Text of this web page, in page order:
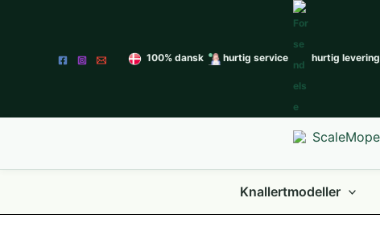
100% dansk hurtig service hurtig levering
Knallertmodeller